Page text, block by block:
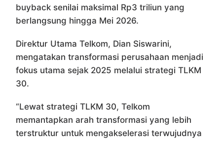
buyback senilai maksimal Rp3 triliun yang
berlangsung hingga Mei 2026.
Direktur Utama Telkom, Dian Siswarini,
mengatakan transformasi perusahaan menjadi
fokus utama sejak 2025 melalui strategi TLKM
30.
“Lewat strategi TLKM 30, Telkom
memantapkan arah transformasi yang lebih
terstruktur untuk mengakselerasi terwujudnya